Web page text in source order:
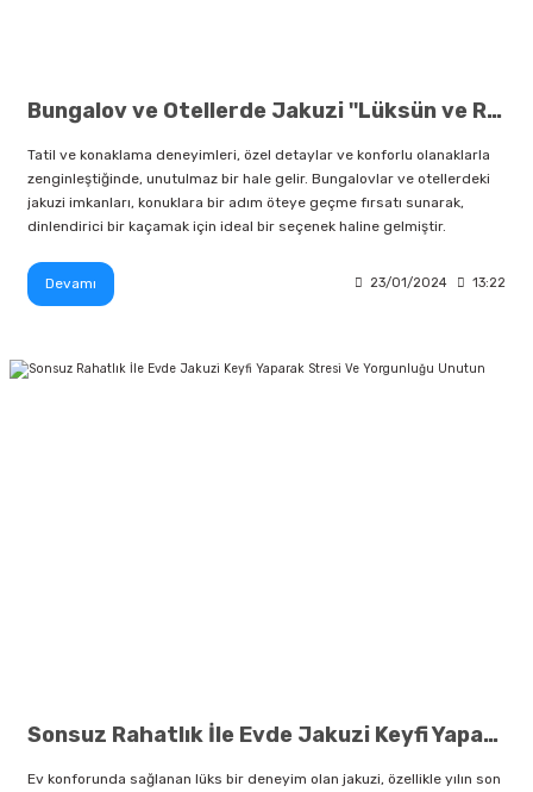
Bungalov ve Otellerde Jakuzi ''Lüksün ve Rahatlığın Birleşimi''
Tatil ve konaklama deneyimleri, özel detaylar ve konforlu olanaklarla
zenginleştiğinde, unutulmaz bir hale gelir. Bungalovlar ve otellerdeki
jakuzi imkanları, konuklara bir adım öteye geçme fırsatı sunarak,
dinlendirici bir kaçamak için ideal bir seçenek haline gelmiştir.
Devamı 23/01/2024 13:22
Sonsuz Rahatlık İle Evde Jakuzi Keyfi Yaparak Stresi Ve Yorgunluğu Unutun
Ev konforunda sağlanan lüks bir deneyim olan jakuzi, özellikle yılın son